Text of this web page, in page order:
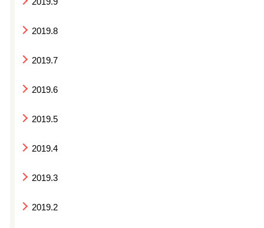
2019.8
2019.7
2019.6
2019.5
2019.4
2019.3
2019.2